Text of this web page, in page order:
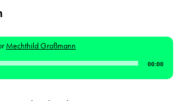
Mechthild Großmann
00:00